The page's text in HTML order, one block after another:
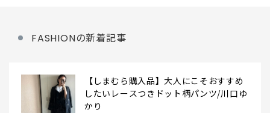
FASHIONの新着記事
【しまむら購入品】大人にこそおすすめ
したいレースつきドット柄パンツ/川口ゆ
かり